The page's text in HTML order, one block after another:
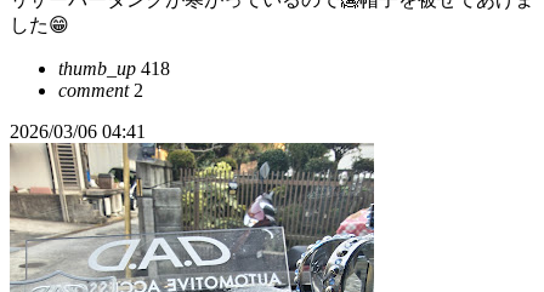
した😁
thumb_up 418
comment2
2026/03/06 04:41